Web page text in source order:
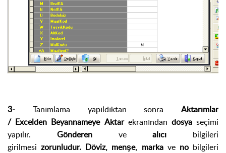
3- Tanımlama yapıldıktan sonra Aktarımlar
/ Excelden Beyannameye Aktarekranından dosyaseçimi
yapılır. Gönderenvealıcı bilgileri
girilmesizorunludur. Döviz, menşe, markave no bilgileri